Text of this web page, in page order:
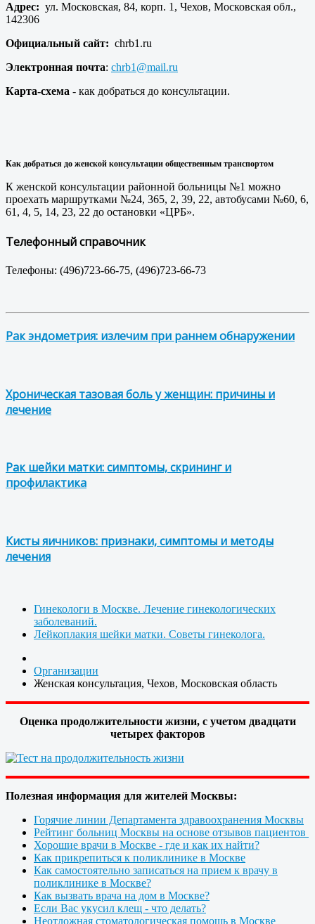
Адрес: ул. Московская, 84, корп. 1, Чехов, Московская обл.,
142306
Официальный сайт: chrb1.ru
Электронная почта: chrb1@mail.ru
Карта-схема - как добраться до консультации.
Как добраться до женской консультации общественным транспортом
К женской консультации районной больницы №1 можно
проехать маршрутками №24, 365, 2, 39, 22, автобусами №60, 6,
61, 4, 5, 14, 23, 22 до остановки «ЦРБ».
Телефонный справочник
Телефоны: (496)723-66-75, (496)723-66-73
Рак эндометрия: излечим при раннем обнаружении
Хроническая тазовая боль у женщин: причины и
лечение
Рак шейки матки: симптомы, скрининг и
профилактика
Кисты яичников: признаки, симптомы и методы
лечения
Гинекологи в Москве. Лечение гинекологических
заболеваний.
Лейкоплакия шейки матки. Советы гинеколога.
Организации
Женская консультация, Чехов, Московская область
Оценка продолжительности жизни, с учетом двадцати
четырех факторов
Полезная информация для жителей Москвы:
Горячие линии Департамента здравоохранения Москвы
Рейтинг больниц Москвы на основе отзывов пациентов
Хорошие врачи в Москве - где и как их найти?
Как прикрепиться к поликлинике в Москве
Как самостоятельно записаться на прием к врачу в
поликлинике в Москве?
Как вызвать врача на дом в Москве?
Если Вас укусил клещ - что делать?
Неотложная стоматологическая помощь в Москве